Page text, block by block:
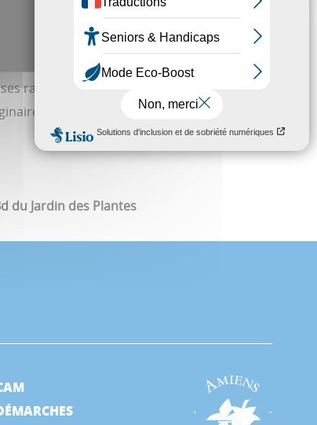
bölah avant de lancer Atelier Supergeil.
DIY, art audiovisuel et cultures populaires
racines ouvrières et célèbre le kitsch,
marginaux.
du Jardin des Plantes